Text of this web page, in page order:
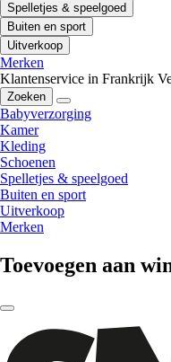
Spelletjes & speelgoed
Buiten en sport
Uitverkoop
Merken
Klantenservice in Frankrijk
Zoeken
Babyverzorging
Kamer
Kleding
Schoenen
Spelletjes & speelgoed
Buiten en sport
Uitverkoop
Merken
Toevoegen aan